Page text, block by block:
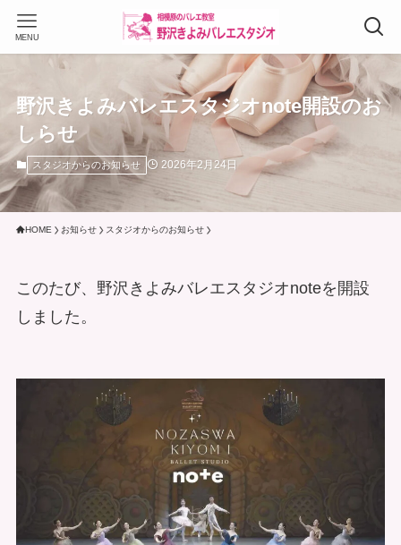
MENU
野沢きよみバレエスタジオnote開設のお
しらせ
スタジオからのお知らせ 2026年2月24日
HOME お知らせ スタジオからのお知らせ
このたび、野沢きよみバレエスタジオnoteを開設
しました。